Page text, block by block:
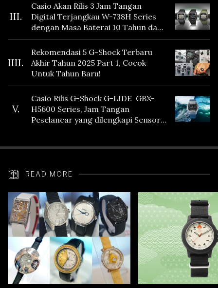
III.
Casio Akan Rilis 3 Jam Tangan
Digital Terjangkau W-738H Series
dengan Masa Baterai 10 Tahun dan
Fitur Vibration
IIII.
Rekomendasi 5 G-Shock Terbaru
Akhir Tahun 2025 Part 1, Cocok
Untuk Tahun Baru!
V.
Casio Rilis G-Shock G-LIDE GBX-
H5600 Series, Jam Tangan
Peselancar yang dilengkapi Sensor
READ MORE